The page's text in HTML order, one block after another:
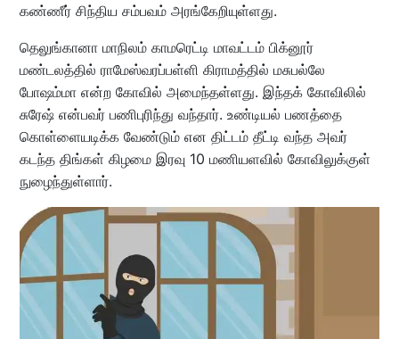
கண்ணீர் சிந்திய சம்பவம் அரங்கேறியுள்ளது.
தெலுங்கானா மாநிலம் காமரெட்டி மாவட்டம் பிக்னூர்
மண்டலத்தில் ராமேஸ்வரப்பள்ளி கிராமத்தில் மசுபல்லே
போஷம்மா என்ற கோவில் அமைந்தள்ளது. இந்தக் கோவிலில்
சுரேஷ் என்பவர் பணிபுரிந்து வந்தார். உண்டியல் பணத்தை
கொள்ளையடிக்க வேண்டும் என திட்டம் தீட்டி வந்த அவர்
கடந்த திங்கள் கிழமை இரவு 10 மணியளவில் கோவிலுக்குள்
நுழைந்துள்ளார்.